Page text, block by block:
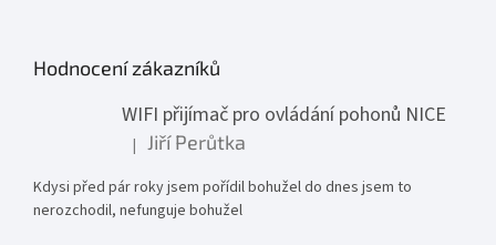
Hodnocení zákazníků
WIFI přijímač pro ovládání pohonů NICE
Hodnocení produktu je 1 z 5 hvězdiček.
| Jiří Perůtka
Kdysi před pár roky jsem pořídil bohužel do dnes jsem to
nerozchodil, nefunguje bohužel